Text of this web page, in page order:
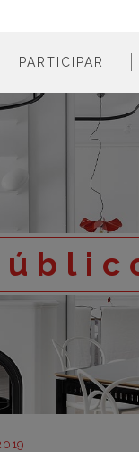
PARTICIPAR
profesionales
empresas